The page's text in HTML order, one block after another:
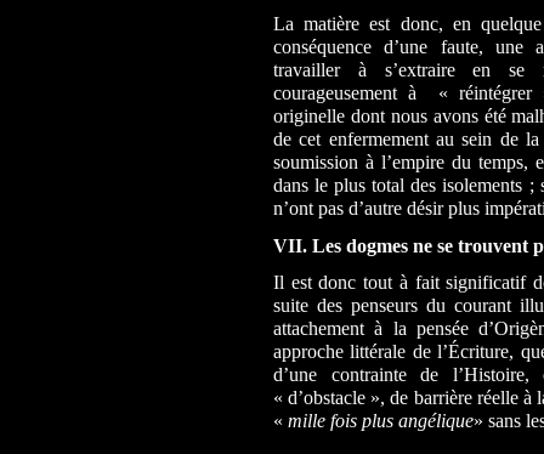
La matière est donc, en
conséquence d’une faute,
travailler à s’extraire en se
courageusement à «
originelle dont nous avons été
de cet enfermement au sein de
soumission à l’empire du temps,
dans le plus total des isolements
n’ont pas d’autre désir plus
VII. Les dogmes ne se trouvent
Il est donc tout à fait significatif
suite des penseurs du courant
attachement à la pensée
approche littérale de l’Écriture,
d’une contrainte de
« d’obstacle », de barrière réelle
« mille fois plus angélique» sans